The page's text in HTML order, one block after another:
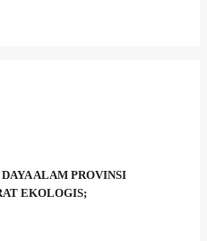
ALAM PROVINSI
EKOLOGIS;